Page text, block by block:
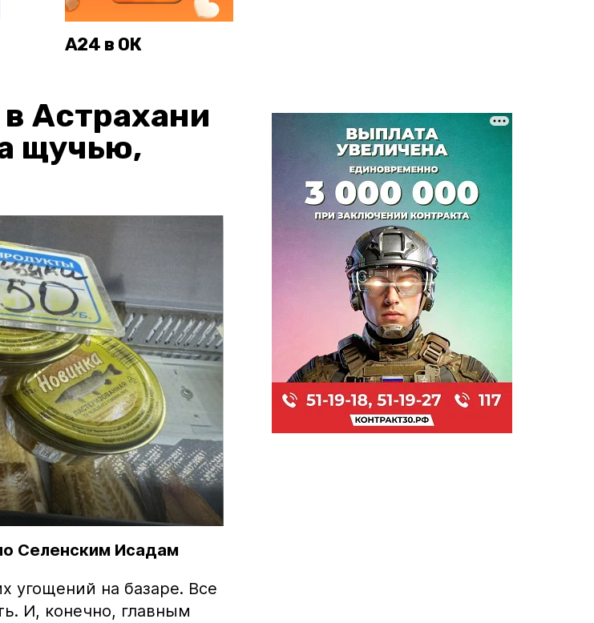
А24 в ОК
Астрахани
щучью,
Селенским Исадам
угощений на базаре. Все
И, конечно, главным